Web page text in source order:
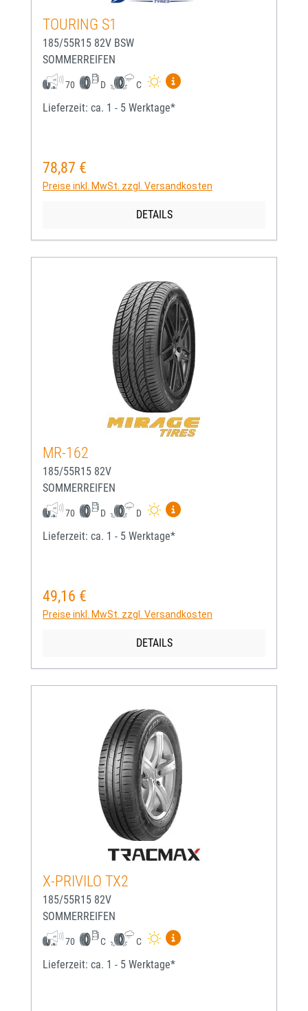
TOURING S1
185/55R15 82V BSW
SOMMERREIFEN
70 D C
Mehr Informationen zum
Lieferzeit: ca. 1 - 5 Werktage*
Regulärer Preis:
78,87 €
Preise inkl. MwSt. zzgl. Versandkosten
DETAILS
MR-162
185/55R15 82V
SOMMERREIFEN
70 D D
Mehr Informationen zum
Lieferzeit: ca. 1 - 5 Werktage*
Regulärer Preis:
49,16 €
Preise inkl. MwSt. zzgl. Versandkosten
DETAILS
X-PRIVILO TX2
185/55R15 82V
SOMMERREIFEN
70 C C
Mehr Informationen zum
Lieferzeit: ca. 1 - 5 Werktage*